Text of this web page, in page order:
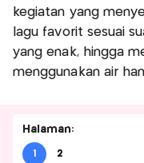
kegiatan yang
lagu favorit sesuai
yang enak, hingga
menggunakan air
Halaman:
1 2